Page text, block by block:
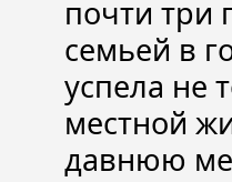
почти три
семьей в
успела не
местной
давнюю